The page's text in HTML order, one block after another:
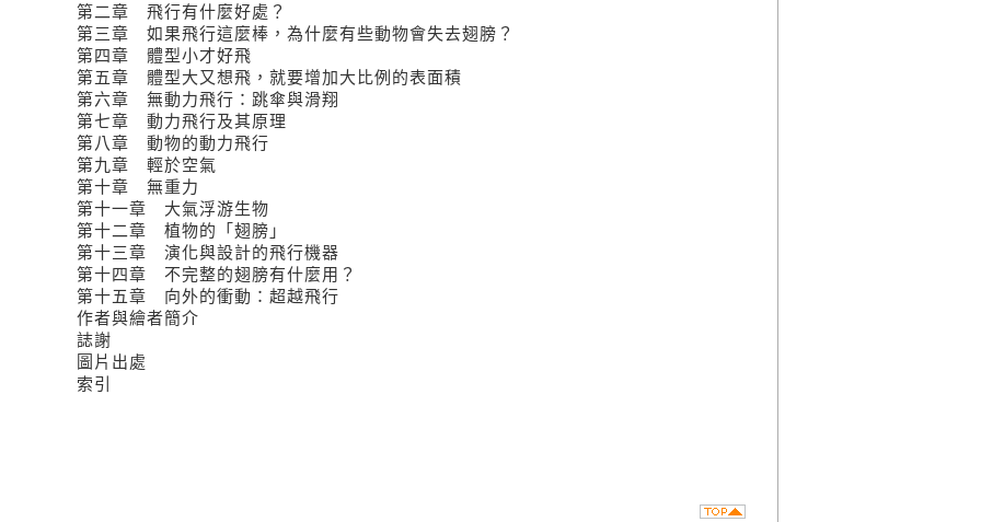
第二章 飛行有什麼好處？
第三章 如果飛行這麼棒，為什麼有些動物會失去翅膀？
第四章 體型小才好飛
第五章 體型大又想飛，就要增加大比例的表面積
第六章 無動力飛行：跳傘與滑翔
第七章 動力飛行及其原理
第八章 動物的動力飛行
第九章 輕於空氣
第十章 無重力
第十一章 大氣浮游生物
第十二章 植物的「翅膀」
第十三章 演化與設計的飛行機器
第十四章 不完整的翅膀有什麼用？
第十五章 向外的衝動：超越飛行
作者與繪者簡介
誌謝
圖片出處
索引